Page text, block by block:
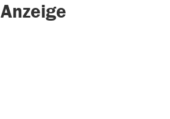
Anzeige